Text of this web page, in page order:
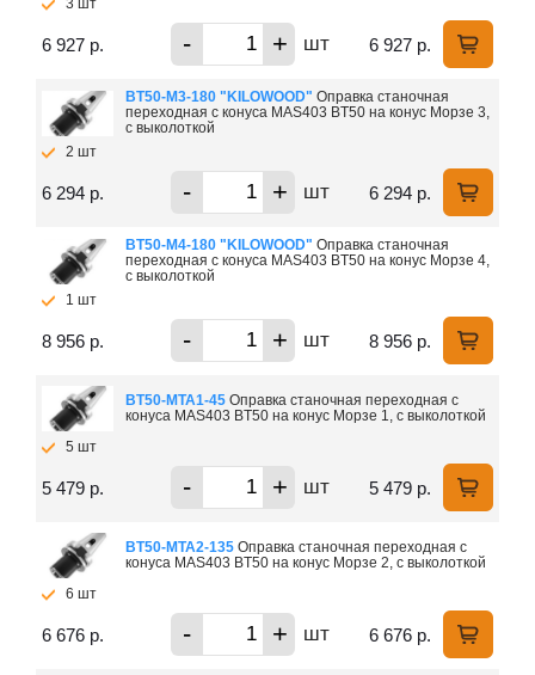
3 шт
6 927 р. - + шт 6 927 р.
ВТ50-М3-180 "KILOWOOD" Оправка станочная
переходная с конуса MAS403 BT50 на конус Морзе 3,
с выколоткой
2 шт
6 294 р. - + шт 6 294 р.
ВТ50-М4-180 "KILOWOOD" Оправка станочная
переходная с конуса MAS403 BT50 на конус Морзе 4,
с выколоткой
1 шт
8 956 р. - + шт 8 956 р.
ВТ50-МTA1-45 Оправка станочная переходная с
конуса MAS403 BT50 на конус Морзе 1, с выколоткой
5 шт
5 479 р. - + шт 5 479 р.
ВТ50-МTA2-135 Оправка станочная переходная с
конуса MAS403 BT50 на конус Морзе 2, с выколоткой
6 шт
6 676 р. - + шт 6 676 р.